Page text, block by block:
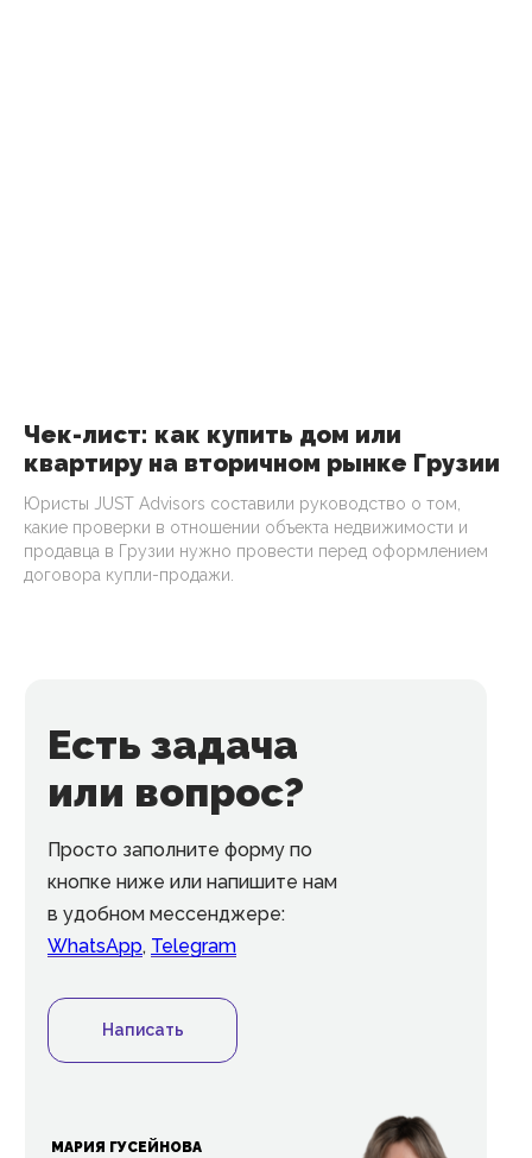
Чек-лист: как купить дом или
квартиру на вторичном рынке Грузии
Юристы JUST Advisors составили руководство о том,
какие проверки в отношении объекта недвижимости и
продавца в Грузии нужно провести перед оформлением
договора купли-продажи.
Просто заполните форму по
кнопке ниже или напишите нам
в удобном мессенджере:
WhatsApp, Telegram
Написать
Есть задача
или вопрос?
МАРИЯ ГУСЕЙНОВА